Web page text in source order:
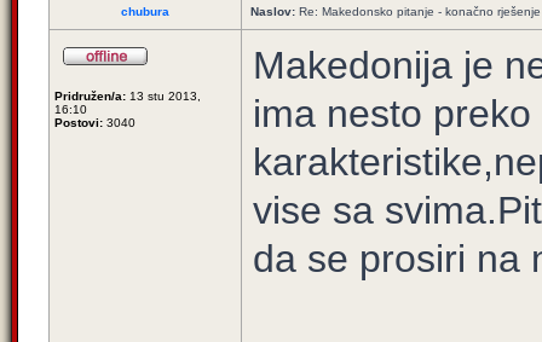
chubura Naslov: Re: Makedonsko pitanje - konačno rješenje
Pridružen/a: 13 stu 2013,
16:10
Postovi: 3040
Makedonija je
ima nesto
vise sa
da se prosiri na